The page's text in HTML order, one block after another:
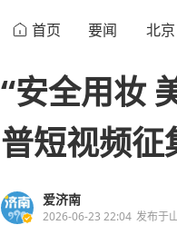
首页 要闻 北京
“安全用妆
普短视频征
爱济南
2026-06-23 22:04 发布于